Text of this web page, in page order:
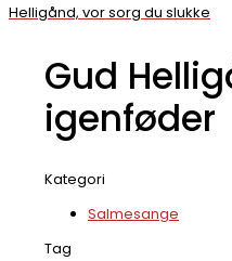
Helligånd, vor sorg du slukke
Gud
igenføder
Kategori
Salmesange
Tag